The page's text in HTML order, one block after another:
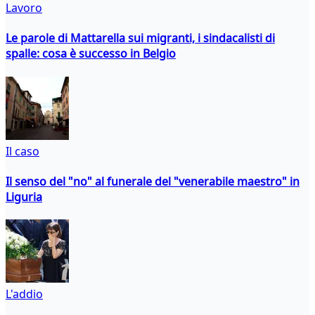
Lavoro
Le parole di Mattarella sui migranti, i sindacalisti di
spalle: cosa è successo in Belgio
Il caso
Il senso del "no" al funerale del "venerabile maestro" in
Liguria
L'addio